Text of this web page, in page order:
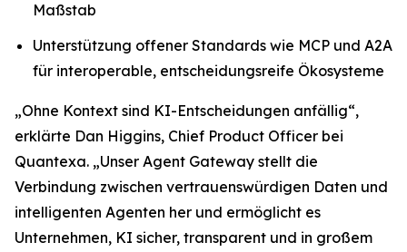
Maßstab
Unterstützung offener Standards wie MCP und A2A
für interoperable, entscheidungsreife Ökosysteme
„Ohne Kontext sind KI-Entscheidungen anfällig“,
erklärte Dan Higgins, Chief Product Officer bei
Quantexa. „Unser Agent Gateway stellt die
Verbindung zwischen vertrauenswürdigen Daten und
intelligenten Agenten her und ermöglicht es
Unternehmen, KI sicher, transparent und in großem